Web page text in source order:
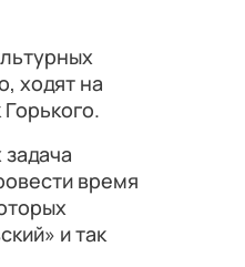
ходят на
задача
время
и так